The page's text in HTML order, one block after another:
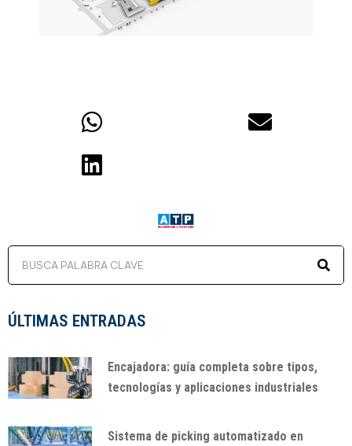
ÚLTIMAS ENTRADAS
Encajadora: guía completa sobre tipos,
tecnologías y aplicaciones industriales
Sistema de picking automatizado en